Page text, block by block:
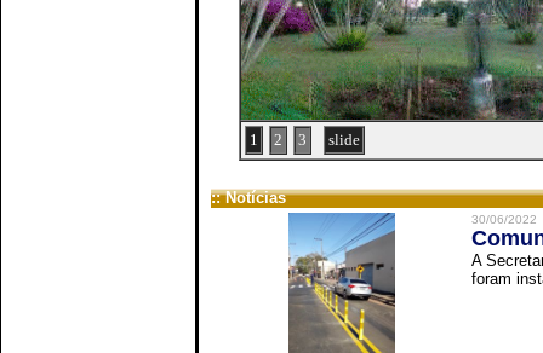
1 2 3 slide
:: Notícias
30/06/2022
A
foram